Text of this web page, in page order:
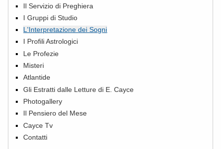
Il Servizio di Preghiera
I Gruppi di Studio
L'Interpretazione dei Sogni
I Profili Astrologici
Le Profezie
Misteri
Atlantide
Gli Estratti dalle Letture di E. Cayce
Photogallery
Il Pensiero del Mese
Cayce Tv
Contatti